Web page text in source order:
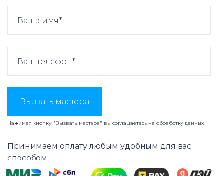
Вызвать мастера
Нажимая кнопку "Вызвать мастера" вы соглашаетесь на обработку данных
Принимаем оплату любым удобным для вас
способом: